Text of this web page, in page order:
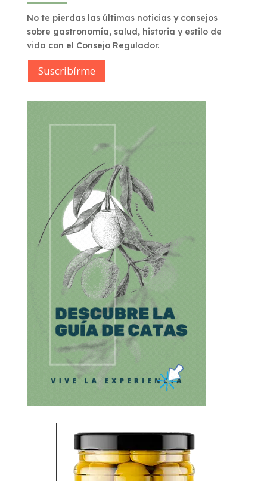
No te pierdas las últimas noticias y consejos
sobre gastronomía, salud, historia y estilo de
vida con el Consejo Regulador.
Suscribírme